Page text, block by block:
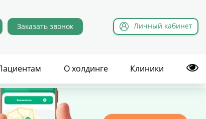
Заказать звонок Личный кабинет
О холдинге Клиники